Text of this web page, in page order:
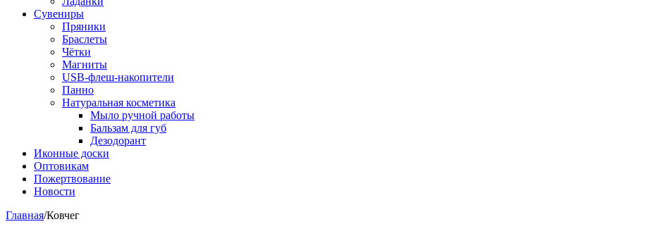
Сувениры
Пряники
Браслеты
Чётки
Магниты
USB-флеш-накопители
Панно
Натуральная косметика
Мыло ручной работы
Бальзам для губ
Дезодорант
Иконные доски
Оптовикам
Пожертвование
Новости
Главная/Ковчег